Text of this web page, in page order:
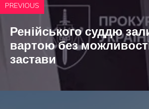
PREVIOUS
Ренійського суддю
вартою без
застави